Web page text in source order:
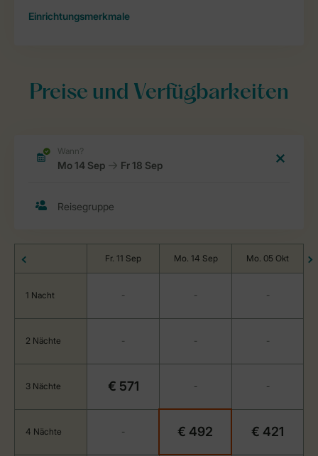
Einrichtungsmerkmale
Preise und Verfügbarkeiten
Fr. 11 Sep Mo. 14 Sep Mo. 05 Okt
1 Nacht - - -
2 Nächte - - -
3 Nächte € 571 - -
4 Nächte - € 492 € 421